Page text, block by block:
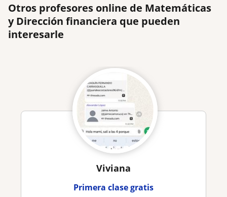
Otros profesores online de Matemáticas
y Dirección financiera que pueden
interesarle
Viviana
Primera clase gratis